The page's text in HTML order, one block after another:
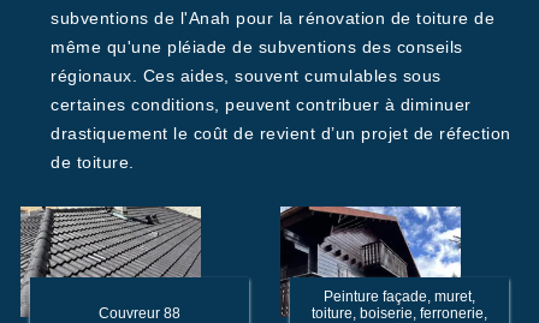
subventions de l'Anah pour la rénovation de toiture de
même qu'une pléiade de subventions des conseils
régionaux. Ces aides, souvent cumulables sous
certaines conditions, peuvent contribuer à diminuer
drastiquement le coût de revient d’un projet de réfection
de toiture.
Couvreur 88
Peinture façade, muret,
toiture, boiserie, ferronerie,